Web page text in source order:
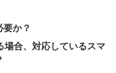
か？
場合、対応しているスマ